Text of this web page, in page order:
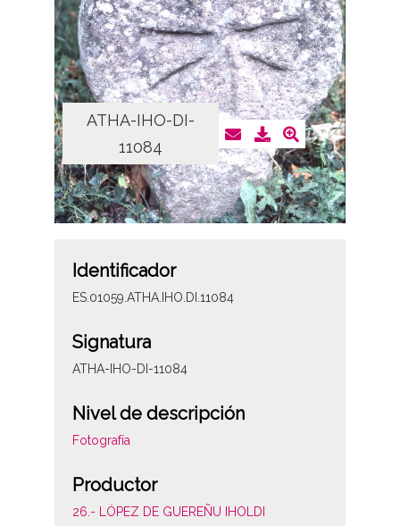
ATHA-IHO-DI-
11084
Identificador
ES.01059.ATHA.IHO.DI.11084
Signatura
ATHA-IHO-DI-11084
Nivel de descripción
Fotografía
Productor
26.- LÓPEZ DE GUEREÑU IHOLDI